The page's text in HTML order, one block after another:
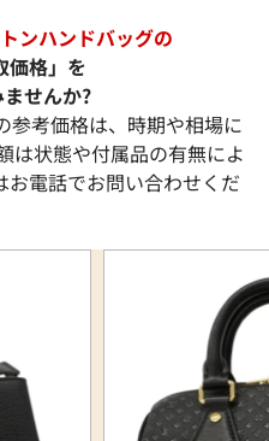
ンハンドバッグの
価格」を
せんか?
参考価格は、時期や相場に
は状態や付属品の有無によ
お電話でお問い合わせくだ